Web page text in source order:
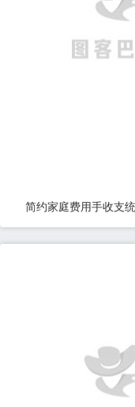
简约家庭费用手收支